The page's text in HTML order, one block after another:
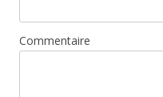
Commentaire